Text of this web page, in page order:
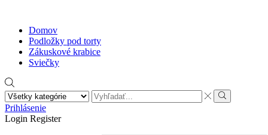
Domov
Podložky pod torty
Zákuskové krabice
Sviečky
Search
input
Search
Prihlásenie
Login Register